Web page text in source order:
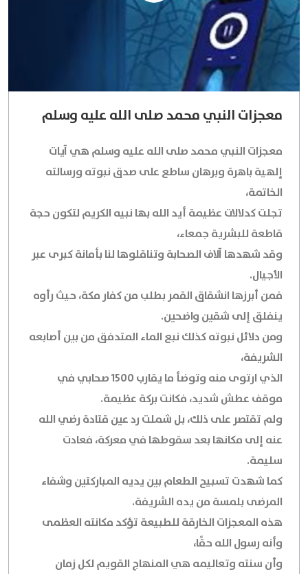
معجزات النبي محمد صلى الله عليه وسلم
معجزات النبي محمد صلى الله عليه وسلم هي آيات
إلهية باهرة وبرهان ساطع على صدق نبوته ورسالته
الخاتمة،
تجلت كدلالات عظيمة أيد الله بها نبيه الكريم لتكون حجة
قاطعة للبشرية جمعاء،
وقد شهدها آلاف الصحابة وتناقلوها لنا بأمانة كبرى عبر
الأجيال.
فمن أبرزها انشقاق القمر بطلب من كفار مكة، حيث رأوه
ينفلق إلى شقين واضحين.
ومن دلائل نبوته كذلك نبع الماء المتدفق من بين أصابعه
الشريفة،
الذي ارتوى منه وتوضأ ما يقارب 1500 صحابي في
موقف عطش شديد، فكانت بركة عظيمة.
ولم تقتصر على ذلك، بل شملت رد عين قتادة رضي الله
عنه إلى مكانها بعد سقوطها في معركة، فعادت
سليمة.
كما شهدت تسبيح الطعام بين يديه المباركتين وشفاء
المرضى بلمسة من يده الشريفة.
هذه المعجزات الخارقة للطبيعة تؤكد مكانته العظمى
وأنه رسول الله حقًا،
وأن سنته وتعاليمه هي المنهاج القويم لكل زمان